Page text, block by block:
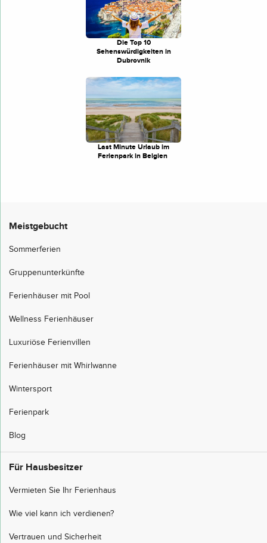
Die Top 10
Sehenswürdigkeiten in
Dubrovnik
Last Minute Urlaub im
Ferienpark in Belgien
Meistgebucht
Sommerferien
Gruppenunterkünfte
Ferienhäuser mit Pool
Wellness Ferienhäuser
Luxuriöse Ferienvillen
Ferienhäuser mit Whirlwanne
Wintersport
Ferienpark
Blog
Für Hausbesitzer
Vermieten Sie Ihr Ferienhaus
Wie viel kann ich verdienen?
Vertrauen und Sicherheit